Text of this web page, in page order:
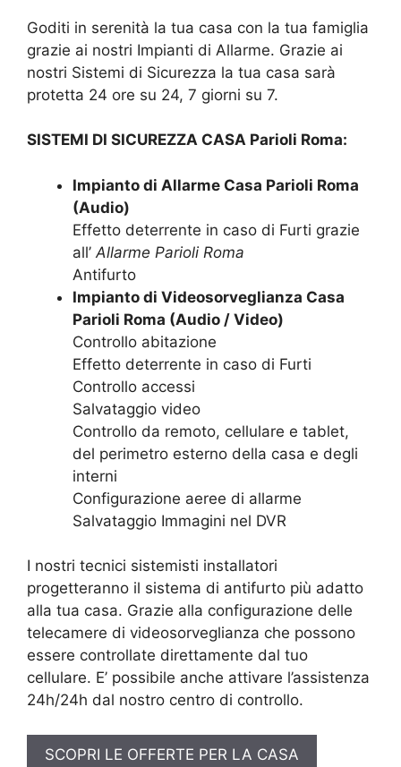
Goditi in serenità la tua casa con la tua famiglia
grazie ai nostri Impianti di Allarme. Grazie ai
nostri Sistemi di Sicurezza la tua casa sarà
protetta 24 ore su 24, 7 giorni su 7.
SISTEMI DI SICUREZZA CASA Parioli Roma:
Impianto di Allarme Casa Parioli Roma
(Audio)
Effetto deterrente in caso di Furti grazie
all’ Allarme Parioli Roma
Antifurto
Impianto di Videosorveglianza Casa
Parioli Roma (Audio / Video)
Controllo abitazione
Effetto deterrente in caso di Furti
Controllo accessi
Salvataggio video
Controllo da remoto, cellulare e tablet,
del perimetro esterno della casa e degli
interni
Configurazione aeree di allarme
Salvataggio Immagini nel DVR
I nostri tecnici sistemisti installatori
progetteranno il sistema di antifurto più adatto
alla tua casa. Grazie alla configurazione delle
telecamere di videosorveglianza che possono
essere controllate direttamente dal tuo
cellulare. E’ possibile anche attivare l’assistenza
24h/24h dal nostro centro di controllo.
SCOPRI LE OFFERTE PER LA CASA